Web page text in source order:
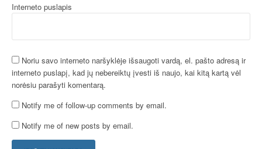
Interneto puslapis
Noriu savo interneto naršyklėje išsaugoti vardą, el. pašto adresą ir
interneto puslapį, kad jų nebereiktų įvesti iš naujo, kai kitą kartą vėl
norėsiu parašyti komentarą.
Notify me of follow-up comments by email.
Notify me of new posts by email.